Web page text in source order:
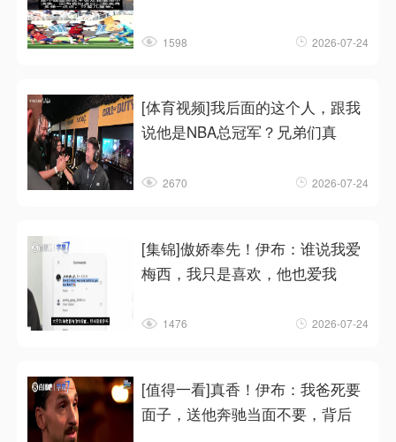
1598 2026-07-24
[体育视频]我后面的这个人，跟我
说他是NBA总冠军？兄弟们真
2670 2026-07-24
[集锦]傲娇奉先！伊布：谁说我爱
梅西，我只是喜欢，他也爱我
1476 2026-07-24
[值得一看]真香！伊布：我爸死要
面子，送他奔驰当面不要，背后